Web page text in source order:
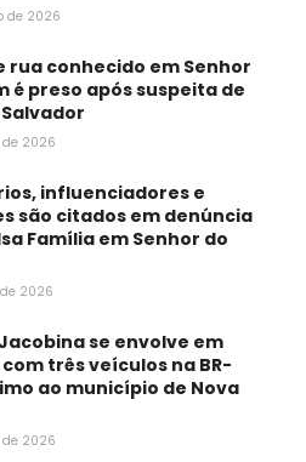
de 2026
rua conhecido em Senhor
é preso após suspeita de
de 2026
influenciadores e
são citados em denúncia
Família em Senhor do
2026
se envolve em
três veículos na BR-
ao município de Nova
de 2026